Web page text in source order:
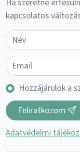
Ha szeretne
kapcsolatos
Hozzájárulok a
Feliratkozom
Adatvédelmi